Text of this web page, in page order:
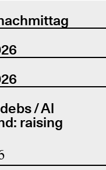
/ Al
raising